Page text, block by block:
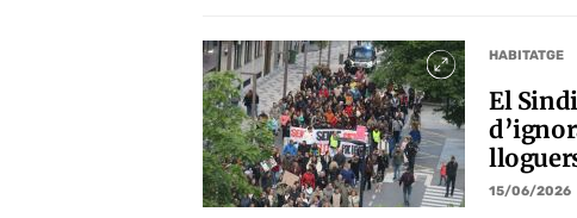
HABITATGE
El
15/06/2026